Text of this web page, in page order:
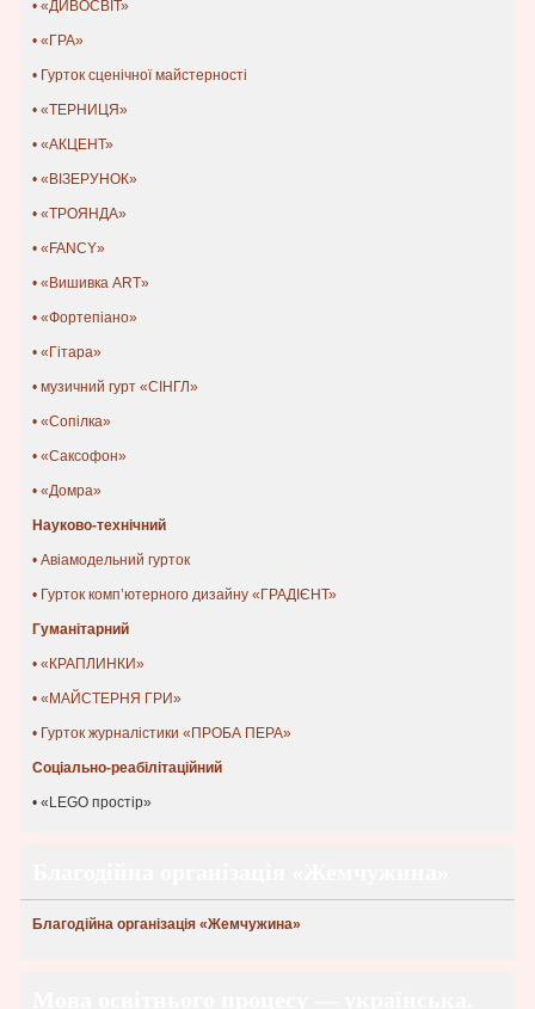
• «ДИВОСВІТ»
• «ГРА»
• Гурток сценічної майстерності
• «ТЕРНИЦЯ»
• «АКЦЕНТ»
• «ВІЗЕРУНОК»
• «ТРОЯНДА»
• «FANCY»
• «Вишивка ART»
• «Фортепіано»
• «Гітара»
• музичний гурт «СІНГЛ»
• «Сопілка»
• «Саксофон»
• «Домра»
Науково-технічний
• Авіамодельний гурток
• Гурток комп’ютерного дизайну «ГРАДІЄНТ»
Гуманітарний
• «КРАПЛИНКИ»
• «МАЙСТЕРНЯ ГРИ»
• Гурток журналістики «ПРОБА ПЕРА»
Соціально-реабілітаційний
• «LEGO простір»
Благодійна організація «Жемчужина»